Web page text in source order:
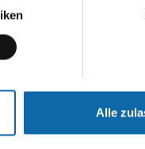
Alle
Schneller
Schneller
Sichere
Ihre Daten